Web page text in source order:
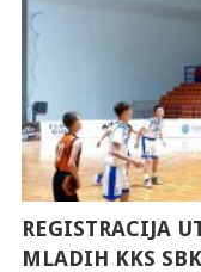
REGISTRACIJA
MLADIH KKS